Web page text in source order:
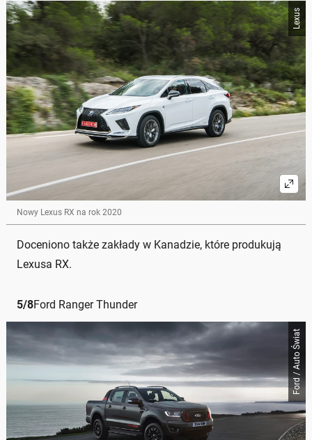
Lexus
Nowy Lexus RX na rok 2020
Doceniono także zakłady w Kanadzie, które produkują
Lexusa RX.
5/8Ford Ranger Thunder
Ford / Auto Świat